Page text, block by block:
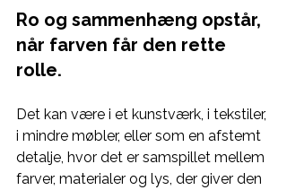
Ro og sammenhæng opstår,
når farven får den rette
rolle.
Det kan være i et kunstværk, i tekstiler,
i mindre møbler, eller som en afstemt
detalje, hvor det er samspillet mellem
farver, materialer og lys, der giver den